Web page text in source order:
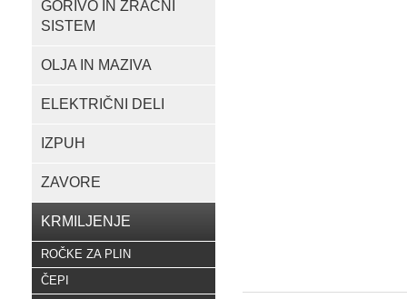
GORIVO IN ZRAČNI
SISTEM
OLJA IN MAZIVA
ELEKTRIČNI DELI
IZPUH
ZAVORE
KRMILJENJE
ROČKE ZA PLIN
ČEPI